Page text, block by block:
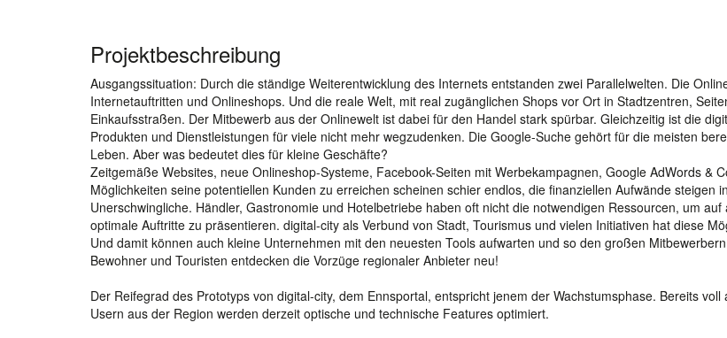
Projektbeschreibung
Ausgangssituation: Durch die ständige Weiterentwicklung des Internets entstanden zwei Parallelwelten. Die
Internetauftritten und Onlineshops. Und die reale Welt, mit real zugänglichen Shops vor Ort in Stadtzentren,
Einkaufsstraßen. Der Mitbewerb aus der Onlinewelt ist dabei für den Handel stark spürbar. Gleichzeitig ist die
Produkten und Dienstleistungen für viele nicht mehr wegzudenken. Die Google-Suche gehört für die meisten
Leben. Aber was bedeutet dies für kleine Geschäfte?
Zeitgemäße Websites, neue Onlineshop-Systeme, Facebook-Seiten mit Werbekampagnen, Google AdWords &
Möglichkeiten seine potentiellen Kunden zu erreichen scheinen schier endlos, die finanziellen Aufwände steigen
Unerschwingliche. Händler, Gastronomie und Hotelbetriebe haben oft nicht die notwendigen Ressourcen, um auf
optimale Auftritte zu präsentieren. digital-city als Verbund von Stadt, Tourismus und vielen Initiativen hat diese
Und damit können auch kleine Unternehmen mit den neuesten Tools aufwarten und so den großen
Bewohner und Touristen entdecken die Vorzüge regionaler Anbieter neu!
Der Reifegrad des Prototyps von digital-city, dem Ennsportal, entspricht jenem der Wachstumsphase. Bereits voll
Usern aus der Region werden derzeit optische und technische Features optimiert.